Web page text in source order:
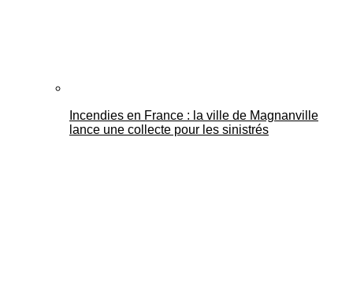
Incendies en France : la ville de Magnanville
lance une collecte pour les sinistrés